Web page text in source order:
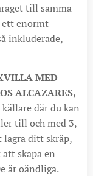
till samma
ett enormt
inkluderade,
MED
ALCAZARES,
där du kan
till och med 3,
lagra ditt skräp,
skapa en
är oändliga.